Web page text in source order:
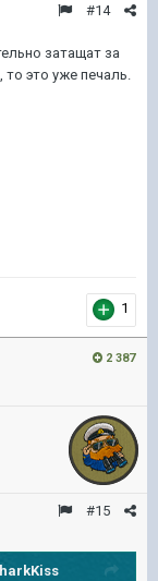
#14
затащат за
это уже печаль.
1
2 387
#15